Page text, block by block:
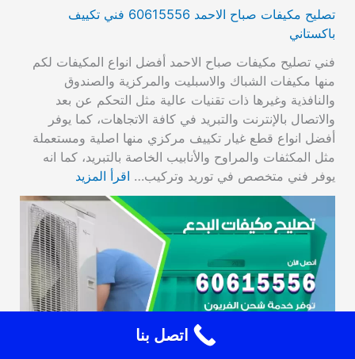
تصليح مكيفات صباح الاحمد 60615556 فني تكييف
باكستاني
فني تصليح مكيفات صباح الاحمد أفضل انواع المكيفات لكم
منها مكيفات الشباك والاسبليت والمركزية والصندوق
والنافذية وغيرها ذات تقنيات عالية مثل التحكم عن بعد
والاتصال بالإنترنت والتبريد في كافة الاتجاهات، كما يوفر
أفضل انواع قطع غيار تكييف مركزي منها اصلية ومستعملة
مثل المكثفات والمراوح والأنابيب الخاصة بالتبريد، كما انه
يوفر فني متخصص في توريد وتركيب… اقرأ المزيد
اتصل بنا